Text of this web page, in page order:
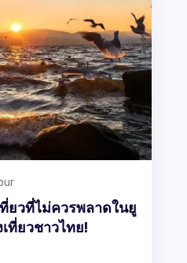
ยวที่ไม่ควรพลาดในยู
ที่ยวชาวไทย!